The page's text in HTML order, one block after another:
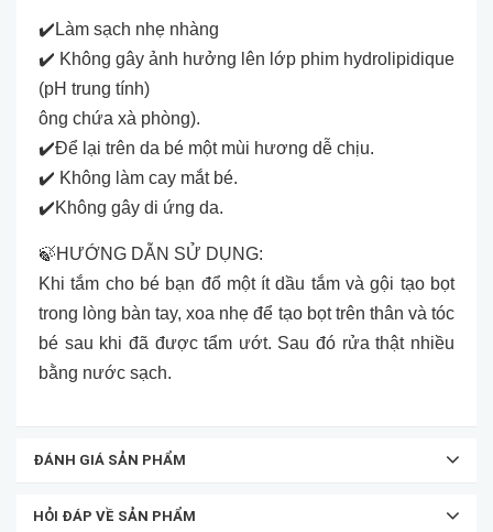
✔️Làm sạch nhẹ nhàng
✔️ Không gây ảnh hưởng lên lớp phim hydrolipidique
(pH trung tính)
ông chứa xà phòng).
✔️Để lại trên da bé một mùi hương dễ chịu.
✔️ Không làm cay mắt bé.
✔️Không gây di ứng da.
🍃HƯỚNG DẪN SỬ DỤNG:
Khi tắm cho bé bạn đổ một ít dầu tắm và gội tạo bọt
trong lòng bàn tay, xoa nhẹ để tạo bọt trên thân và tóc
bé sau khi đã được tẩm ướt. Sau đó rửa thật nhiều
bằng nước sạch.
ĐÁNH GIÁ SẢN PHẨM
HỎI ĐÁP VỀ SẢN PHẨM